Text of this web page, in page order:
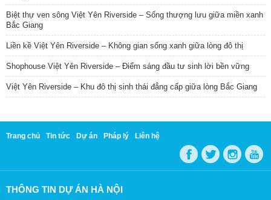
Biệt thự ven sông Việt Yên Riverside – Sống thượng lưu giữa miền xanh
Bắc Giang
Liền kề Việt Yên Riverside – Không gian sống xanh giữa lòng đô thị
Shophouse Việt Yên Riverside – Điểm sáng đầu tư sinh lời bền vững
Việt Yên Riverside – Khu đô thị sinh thái đẳng cấp giữa lòng Bắc Giang
Trang chủ Tin tức Dự án Pháp lý Liên hệ
THÔNG TIN DỰ ÁN HÀ NỘI